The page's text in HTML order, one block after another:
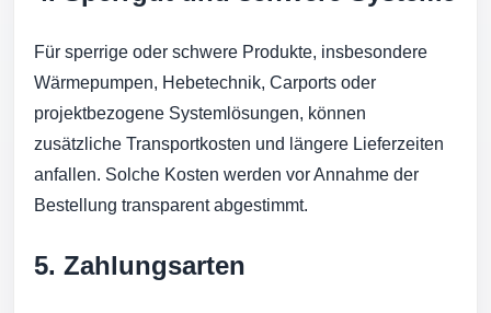
Für sperrige oder schwere Produkte, insbesondere
Wärmepumpen, Hebetechnik, Carports oder
projektbezogene Systemlösungen, können
zusätzliche Transportkosten und längere Lieferzeiten
anfallen. Solche Kosten werden vor Annahme der
Bestellung transparent abgestimmt.
5. Zahlungsarten